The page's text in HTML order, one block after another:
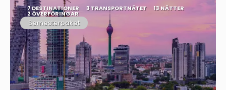
7 DESTINATIONER 3 TRANSPORTNÄTET 13 NÄTTER
2 ÖVERFÖRINGAR
Semesterpaket